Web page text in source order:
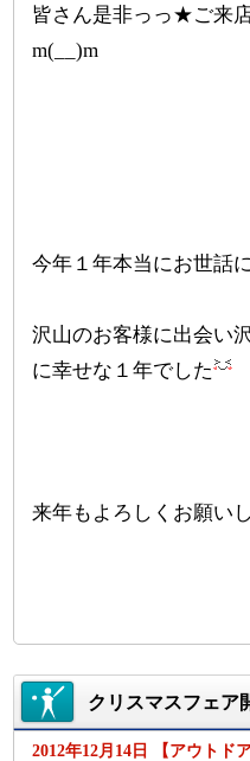
皆さん是非っっ★ご来
m(__)m
今年１年本当にお世話
沢山のお客様に出会い
に幸せな１年でした
来年もよろしくお願い
クリスマスフェア
2012年12月14日 【アウトド